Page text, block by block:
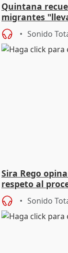
Quintana
migrantes
central
Sonido
Sira Rego
respeto al
Sonido